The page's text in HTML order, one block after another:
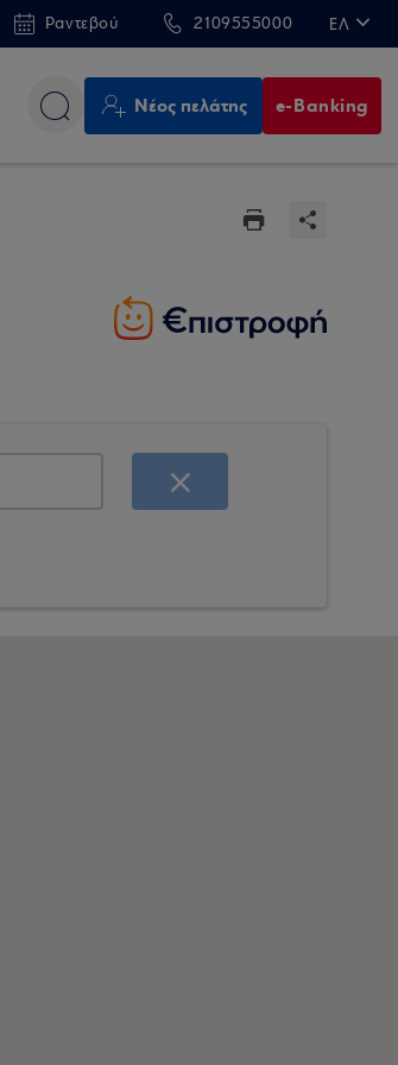
Ραντεβού 2109555000 ΕΛ
Νέος πελάτης e-Banking